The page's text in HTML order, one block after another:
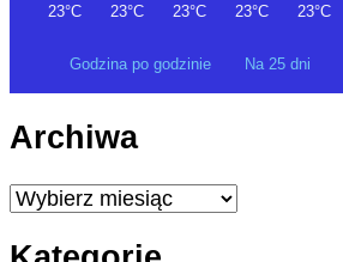
Godzina po godzinie Na 25 dni
Archiwa
Archiwa